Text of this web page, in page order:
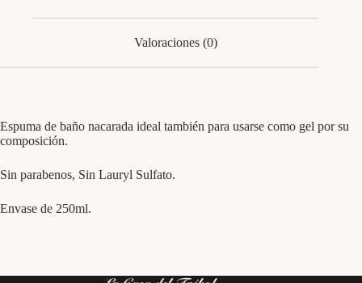
Valoraciones (0)
Espuma de baño nacarada ideal también para usarse como gel por su
composición.
Sin parabenos, Sin Lauryl Sulfato.
Envase de 250ml.